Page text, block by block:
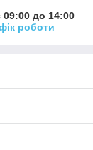
09:00 до 14:00
роботи